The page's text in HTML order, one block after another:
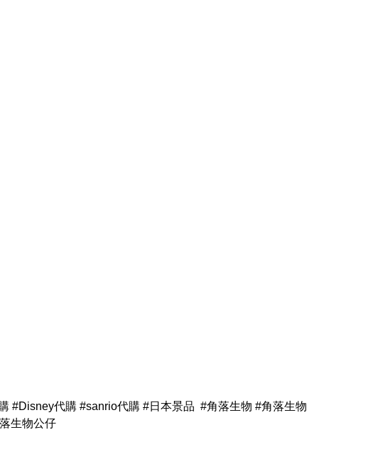
#Disney代購 #sanrio代購 #日本景品 #角落生物 #角落生物
生物公仔